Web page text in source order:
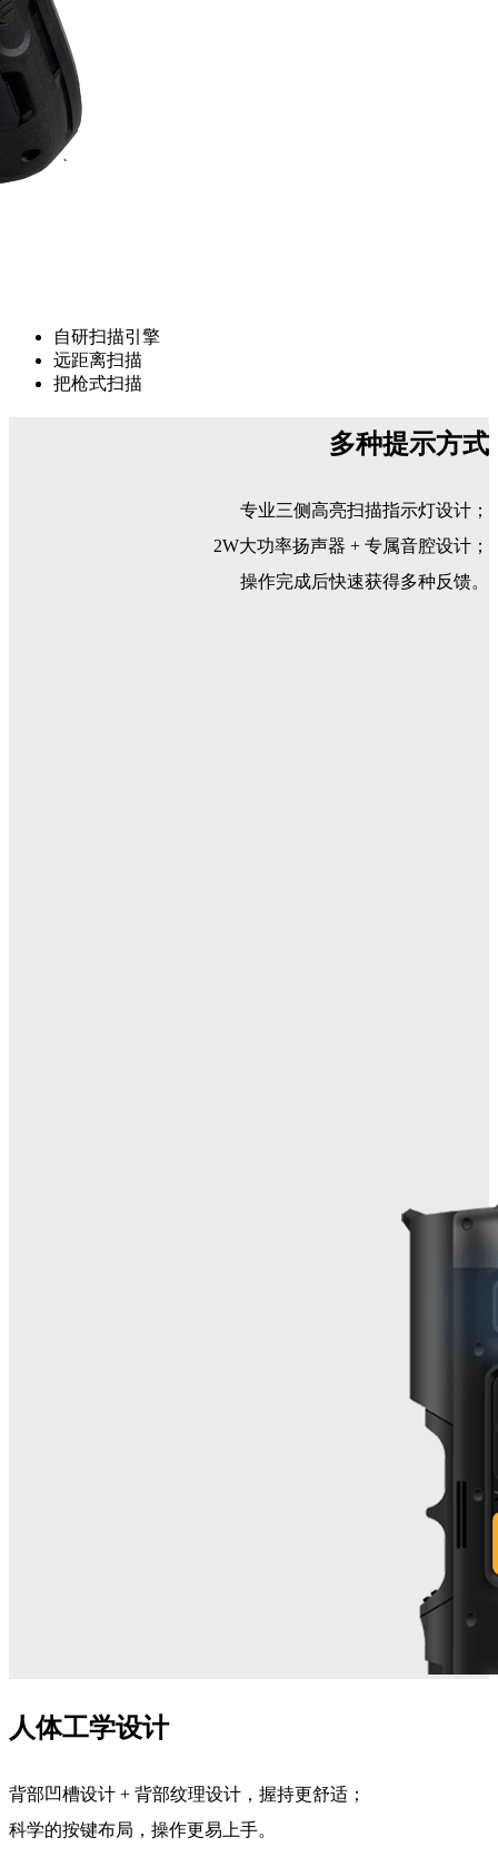
自研扫描引擎
远距离扫描
把枪式扫描
多种提示方式
专业三侧高亮扫描指示灯设计；
2W大功率扬声器 + 专属音腔设计；
操作完成后快速获得多种反馈。
人体工学设计
背部凹槽设计 + 背部纹理设计，握持更舒适；
科学的按键布局，操作更易上手。